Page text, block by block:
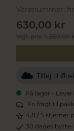
Varenummer:
Vejl. pris1.260,00
630,00 kr
Tilføj til
På lager -
Fri fragt til
4,8 / 5 stjerner
30 dages